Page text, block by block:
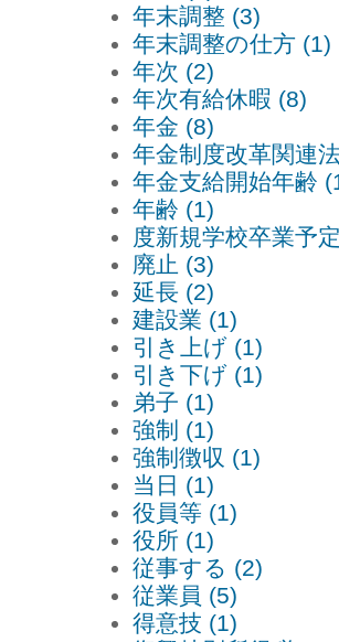
年末調整 (3)
年末調整の仕方 (1)
年次 (2)
年次有給休暇 (8)
年金 (8)
年金制度改革関連
年金支給開始年齢
年齢 (1)
度新規学校卒業予
廃止 (3)
延長 (2)
建設業 (1)
引き上げ (1)
引き下げ (1)
弟子 (1)
強制 (1)
強制徴収 (1)
当日 (1)
役員等 (1)
役所 (1)
従事する (2)
従業員 (5)
得意技 (1)